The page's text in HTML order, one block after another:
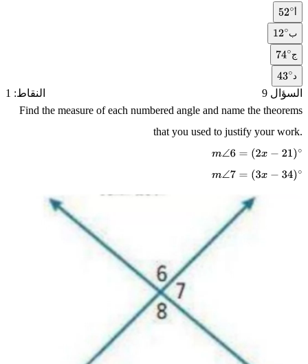
52 ∘
ب
12 ∘
ج
74 ∘
43 ∘
السؤال 9
النقاط: 1
Find the measure of each numbered angle and name the theorems
that you used to justify your work.
m∠6 =( 2x−21) ∘
m∠7 =( 3x−34) ∘